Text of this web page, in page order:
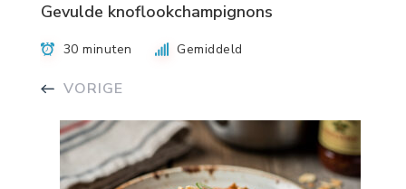
Gevulde knoflookchampignons
30 minuten Gemiddeld
VORIGE